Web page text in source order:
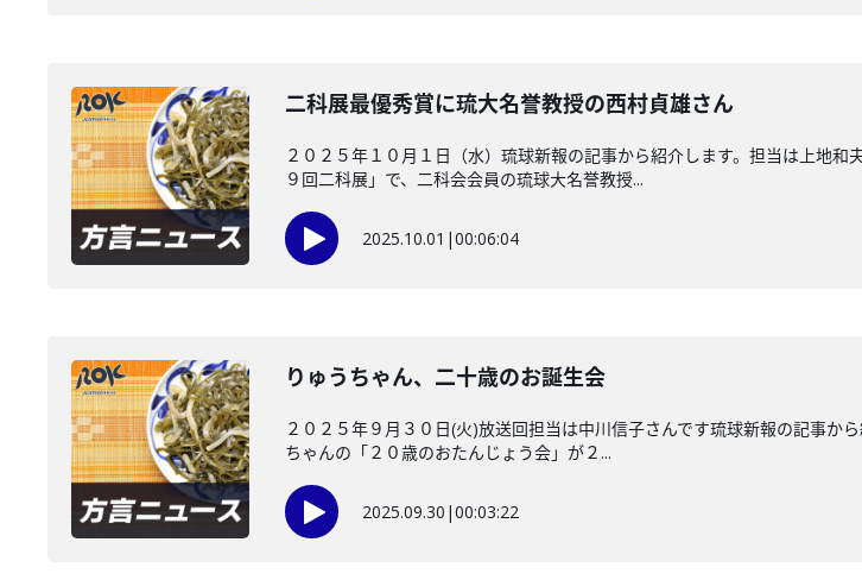
二科展最優秀賞に琉大名誉教授の西村貞雄さん
２０２５年１０月１日（水）琉球新報の記事から紹介します。担当は上地
９回二科展」で、二科会会員の琉球大名誉教授...
2025.10.01 |00:06:04
りゅうちゃん、二十歳のお誕生会
２０２５年９月３０日(火)放送回担当は中川信子さんです琉球新報の記事か
ちゃんの「２０歳のおたんじょう会」が２...
2025.09.30 |00:03:22